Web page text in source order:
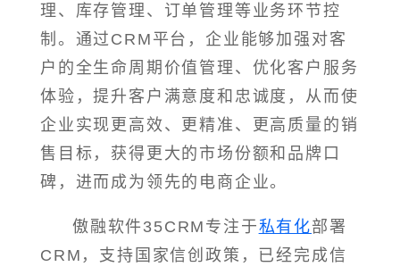
理、库存管理、订单管理等业务环节控
制。通过CRM平台，企业能够加强对客
户的全生命周期价值管理、优化客户服务
体验，提升客户满意度和忠诚度，从而使
企业实现更高效、更精准、更高质量的销
售目标，获得更大的市场份额和品牌口
碑，进而成为领先的电商企业。
傲融软件35CRM专注于私有化部署
CRM，支持国家信创政策，已经完成信